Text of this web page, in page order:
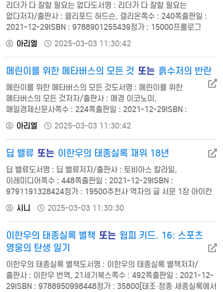
리더가 다 잘할 필요는 없다도서명 : 리더가 다 잘할 필요는
없다저자/출판사 : 클리포드 허드슨, 갤리온쪽수 : 240쪽출판일 :
2021-12-29ISBN : 9788901255439정가 : 15000프롤로그
준비도 없이 리더가 되어버린 당신에게 1장. 세상은 언제나 변화하는
중이다 -혼돈과 격변의 시대를 살다 -난생 처음 맡은 리더 -신념을
택한 부모님의 용기 -넬슨 만델라가 석방을 거부한 이유 [실전
수업1] 자기 보호 본능을 이겨라 2장. 통제는 환상이다 -
아이젠하워가 곁에 둔 사람들 -당신이 그곳에서 가장 똑똑한
사람이…
아리엘 2025-03-03 11:30:42
메린이를 위한 메타버스의 모든 것 또는 흙수저의 반란
메린이를 위한 메타버스의 모든 것도서명 : 메린이를 위한
메타버스의 모든 것저자/출판사 : 매경 이코노미,
매일경제신문사쪽수 : 224쪽출판일 : 2021-12-29ISBN :
9791164843664정가 : 20000PART 1. 메타버스가 뭐야
PART 2. 플랫폼으로서의 메타버스 경쟁력 PART 3. 메타버스에
접목되는 기술 PART 4. 메타버스가 돈 된다 PART 5. 메타버스
세계를 개척하는 기업들 PART 6. 메타버스로 돈 벌어볼까 PART
7. 메타버스가 만드는 미래 PART 8. 메타버스에도 디스토피아는
있다 …
아리엘 2025-03-03 11:30:42
딥 밸류 또는 이한우의 태종실록 재위 18년
딥 밸류도서명 : 딥 밸류저자/출판사 : 토비아스 칼라일,
이레미디어쪽수 : 448쪽출판일 : 2021-12-29ISBN :
9791191328424정가 : 19500추천사 역자의 글 서문 1장 아이칸
선언 기업사냥으로 시작된 아이칸의 월스트리트 개혁 - 이론을
행동으로 옮긴 사례: 타판 스토브 컴퍼니 그레이엄 추종자들, 주주
행동주의 시대를 열다 2장 문 앞의 역발상 투자자들 저평가 주식은
어떻게 적정가치를 찾아가는가 평균회귀로 이끄는 정성적 요소 3장
워런 버핏: 청산인에서 경영자로 아메리칸 익스프레스에 닥친
시니 2025-03-03 11:30:30
이한우의 태종실록 별책 또는 윔피 키드. 16: 스포츠
영웅의 탄생 일기
이한우의 태종실록 별책도서명 : 이한우의 태종실록 별책저자/
출판사 : 이한우 번역, 21세기북스쪽수 : 492쪽출판일 : 2021-12-
29ISBN : 9788950998448정가 : 35800[태조·정종·세종실록에서